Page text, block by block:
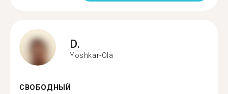
D.
Yoshkar-Ola
СВОБОДНЫЙ